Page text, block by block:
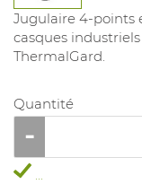
Jugulaire 4-points
casques
ThermalGard.
Quantité
...